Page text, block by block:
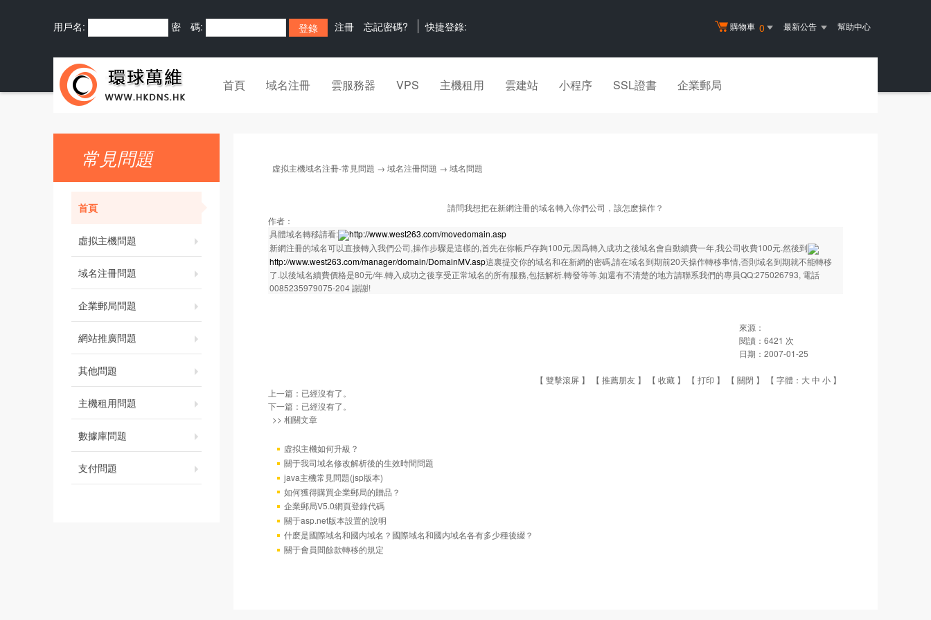
購物車 0 最新公告 幫助中心
用戶名: 密 碼: 注冊 忘記密碼? 快捷登錄:
首頁 域名注冊 雲服務器 VPS 主機租用 雲建站 小程序 SSL證書 企業郵局
常見問題
首頁
虛拟主機問題
域名注冊問題
企業郵局問題
網站推廣問題
其他問題
主機租用問題
數據庫問題
支付問題
虛拟主機域名注冊-常見問題 → 域名注冊問題 → 域名問題
請問我想把在新網注冊的域名轉入你們公司，該怎麽操作？
作者：
具體域名轉移請看:
http://www.west263.com/movedomain.asp
新網注冊的域名可以直接轉入我們公司,操作步驟是這樣的,首先在你帳戶存夠100元,因爲轉入成功之後域名會自動續費一年,我公司收費100元.然後到
http://www.west263.com/manager/domain/DomainMV.asp這裏提交你的域名和在新網的密碼,請在域名到期前20天操作轉移事情,否則域名到期就不能轉移
了.以後域名續費價格是80元/年.轉入成功之後享受正常域名的所有服務,包括解析.轉發等等.如還有不清楚的地方請聯系我們的專員QQ:275026793, 電話
0085235979075-204 謝謝!
來源：
閱讀： 6421 次
日期： 2007-01-25
【 雙擊滾屏 】 【 推薦朋友 】 【 收藏 】 【 打印 】 【 關閉 】 【 字體： 大中 小 】
上一篇：已經沒有了。
下一篇：已經沒有了。
>> 相關文章
虛拟主機如何升級？
關于我司域名修改解析後的生效時間問題
java主機常見問題(jsp版本)
如何獲得購買企業郵局的贈品？
企業郵局V5.0網頁登錄代碼
關于asp.net版本設置的說明
什麽是國際域名和國内域名？國際域名和國内域名各有多少種後綴？
關于會員間餘款轉移的規定